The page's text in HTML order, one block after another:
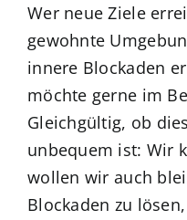
Wer neue Ziele
gewohnte
innere Blockaden
möchte gerne im
Gleichgültig, ob
unbequem ist: Wir
wollen wir auch
Blockaden zu